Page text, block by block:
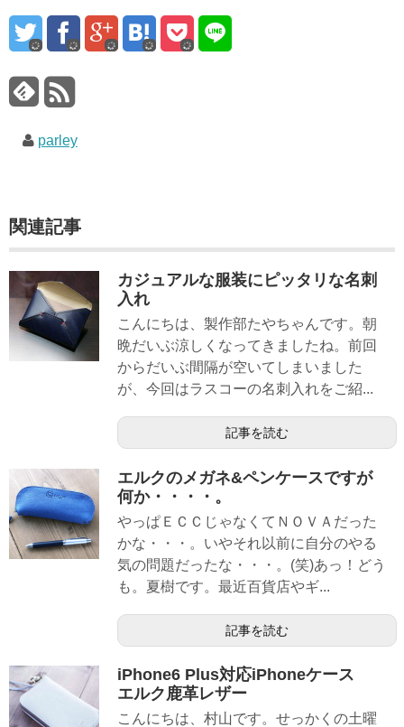
parley
関連記事
カジュアルな服装にピッタリな名刺
入れ
こんにちは、製作部たやちゃんです。朝
晩だいぶ涼しくなってきましたね。前回
からだいぶ間隔が空いてしまいました
が、今回はラスコーの名刺入れをご紹...
記事を読む
エルクのメガネ&ペンケースですが
何か・・・・。
やっぱＥＣＣじゃなくてＮＯＶＡだった
かな・・・。いやそれ以前に自分のやる
気の問題だったな・・・。(笑)あっ！どう
も。夏樹です。最近百貨店やギ...
記事を読む
iPhone6 Plus対応iPhoneケース
エルク鹿革レザー
こんにちは、村山です。せっかくの土曜